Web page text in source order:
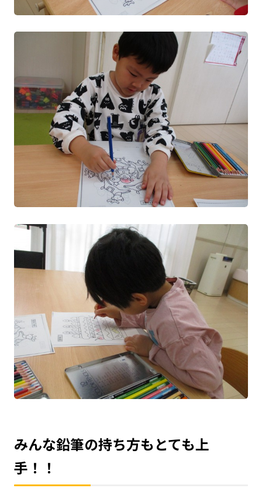
みんな鉛筆の持ち方もとても上
手！！